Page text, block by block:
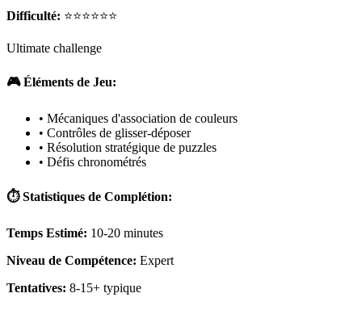
Difficulté: ⭐⭐⭐⭐⭐⭐
Ultimate challenge
🎮 Éléments de Jeu:
• Mécaniques d'association de couleurs
• Contrôles de glisser-déposer
• Résolution stratégique de puzzles
• Défis chronométrés
⏱️ Statistiques de Complétion:
Temps Estimé: 10-20 minutes
Niveau de Compétence: Expert
Tentatives: 8-15+ typique